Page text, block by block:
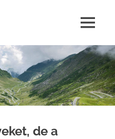
MENU
de a